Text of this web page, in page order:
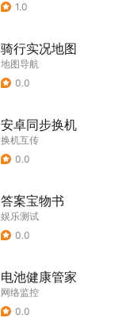
1.0
骑行实况地图
地图导航
0.0
安卓同步换机
换机互传
0.0
答案宝物书
娱乐测试
0.0
电池健康管家
网络监控
0.0